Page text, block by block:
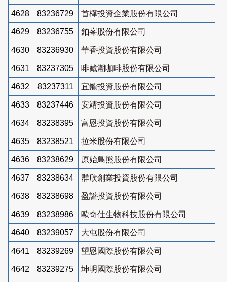
4628 83236729 首樺投資企業股份有限公司
4629 83236755 鉑峯股份有限公司
4630 83236930 華香投資股份有限公司
4631 83237305 啡藏潮咖啡股份有限公司
4632 83237311 宜鑨投資股份有限公司
4633 83237446 安靖投資股份有限公司
4634 83238395 富恩投資股份有限公司
4635 83238521 拉米股份有限公司
4636 83238629 原始鳥熊股份有限公司
4637 83238634 群欣創業投資股份有限公司
4638 83238698 盈謚投資股份有限公司
4639 83238986 歐奇仕生物科技股份有限公司
4640 83239057 大屯股份有限公司
4641 83239269 望恩國際股份有限公司
4642 83239275 坤明國際股份有限公司